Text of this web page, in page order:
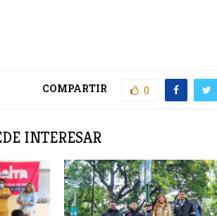
COMPARTIR 0
INTERESAR